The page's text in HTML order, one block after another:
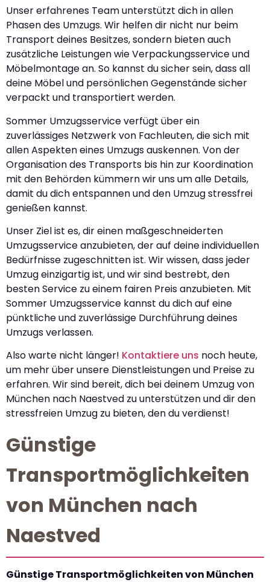
Unser erfahrenes Team unterstützt dich in allen
Phasen des Umzugs. Wir helfen dir nicht nur beim
Transport deines Besitzes, sondern bieten auch
zusätzliche Leistungen wie Verpackungsservice und
Möbelmontage an. So kannst du sicher sein, dass all
deine Möbel und persönlichen Gegenstände sicher
verpackt und transportiert werden.
Sommer Umzugsservice verfügt über ein
zuverlässiges Netzwerk von Fachleuten, die sich mit
allen Aspekten eines Umzugs auskennen. Von der
Organisation des Transports bis hin zur Koordination
mit den Behörden kümmern wir uns um alle Details,
damit du dich entspannen und den Umzug stressfrei
genießen kannst.
Unser Ziel ist es, dir einen maßgeschneiderten
Umzugsservice anzubieten, der auf deine individuellen
Bedürfnisse zugeschnitten ist. Wir wissen, dass jeder
Umzug einzigartig ist, und wir sind bestrebt, den
besten Service zu einem fairen Preis anzubieten. Mit
Sommer Umzugsservice kannst du dich auf eine
pünktliche und zuverlässige Durchführung deines
Umzugs verlassen.
Also warte nicht länger! Kontaktiere uns noch heute,
um mehr über unsere Dienstleistungen und Preise zu
erfahren. Wir sind bereit, dich bei deinem Umzug von
München nach Naestved zu unterstützen und dir den
stressfreien Umzug zu bieten, den du verdienst!
Günstige
Transportmöglichkeiten
von München nach
Naestved
Günstige Transportmöglichkeiten von München